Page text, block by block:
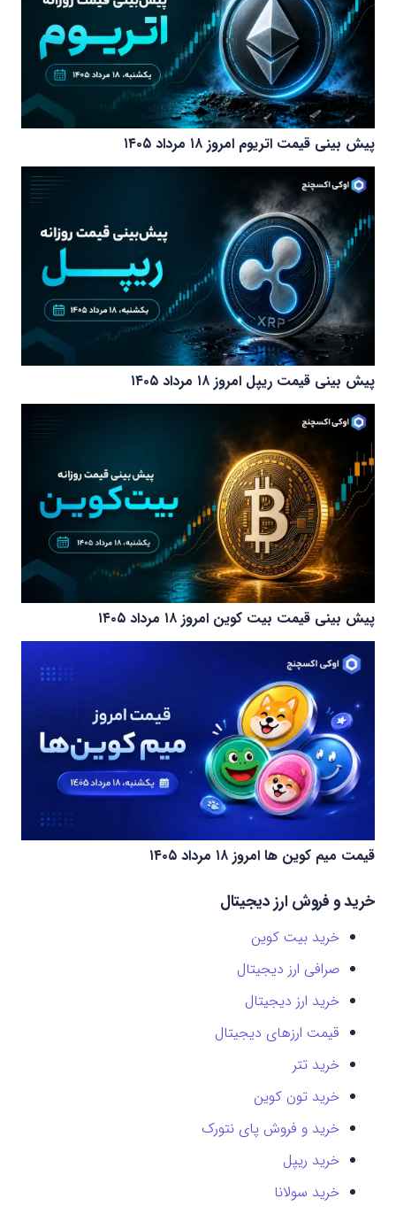
پیش بینی قیمت اتریوم امروز ۱۸ مرداد ۱۴۰۵
پیش بینی قیمت ریپل امروز ۱۸ مرداد ۱۴۰۵
پیش بینی قیمت بیت کوین امروز ۱۸ مرداد ۱۴۰۵
قیمت میم کوین‌ ها امروز ۱۸ مرداد ۱۴۰۵
خرید و فروش ارز دیجیتال
خرید بیت کوین
صرافی ارز دیجیتال
خرید ارز دیجیتال
قیمت ارزهای دیجیتال
خرید تتر
خرید تون کوین
خرید و فروش پای نتورک
خرید ریپل
خرید سولانا